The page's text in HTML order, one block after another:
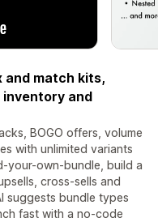
and match kits,
inventory and
BOGO offers, volume
with unlimited variants
your-own-bundle, build a
cross-sells and
suggests bundle types
fast with a no-code